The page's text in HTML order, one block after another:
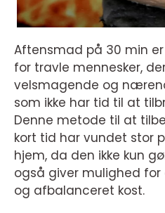
Aftensmad på 30 min
for travle mennesker,
velsmagende og
som ikke har tid til at
Denne metode til at
kort tid har vundet stor
hjem, da den ikke kun
også giver mulighed
og afbalanceret kost.